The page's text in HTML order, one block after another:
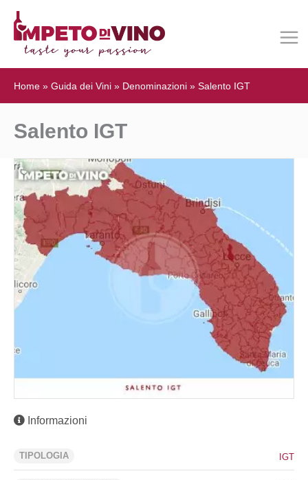
Home » Guida dei Vini » Denominazioni » Salento IGT
Salento IGT
Informazioni
TIPOLOGIA IGT